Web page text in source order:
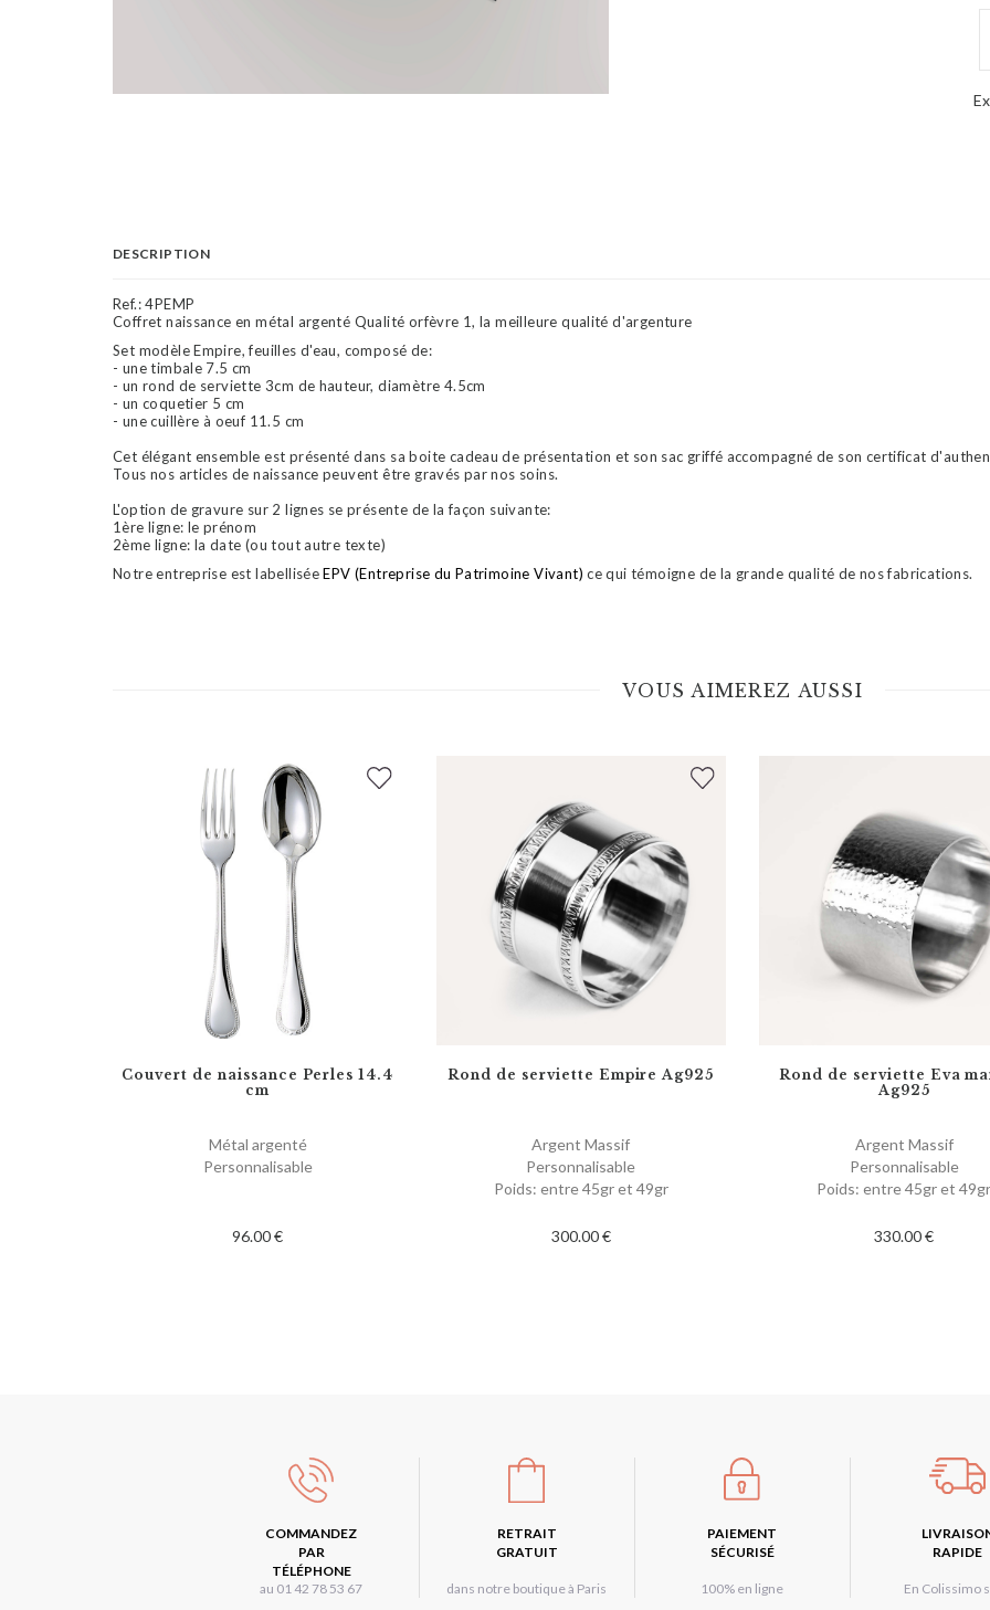
DESCRIPTION
Ref.:4PEMP
Coffret naissance en métal argenté Qualité orfèvre 1, la meilleure qualité d'argenture
Set modèle Empire, feuilles d'eau, composé de:
- une timbale 7.5 cm
- un rond de serviette 3cm de hauteur, diamètre 4.5cm
- un coquetier 5 cm
- une cuillère à oeuf 11.5 cm
Cet élégant ensemble est présenté dans sa boite cadeau de présentation et son sac griffé accompagné de son certificat
Tous nos articles de naissance peuvent être gravés par nos soins.
L'option de gravure sur 2 lignes se présente de la façon suivante:
1ère ligne: le prénom
2ème ligne: la date (ou tout autre texte)
Notre entreprise est labelliséeEPV (Entreprise du Patrimoine Vivant) ce qui témoigne de la grande qualité de nos fabrications.
VOUS AIMEREZ AUSSI
Couvert de naissance Perles 14.4
cm
Métal argenté
Personnalisable
96.00 €
Rond de serviette Empire Ag925
Argent Massif
Personnalisable
Poids: entre 45gr et 49gr
300.00 €
Rond de serviette Eva
Ag925
Argent Massif
Personnalisable
Poids: entre 45gr et 49gr
330.00 €
COMMANDEZ
PAR
TÉLÉPHONE
au 01 42 78 53 67
RETRAIT
GRATUIT
dans notre boutique à Paris
PAIEMENT
SÉCURISÉ
100% en ligne
RAPIDE
En Colissimo